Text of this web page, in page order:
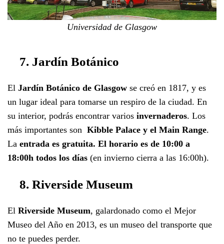
Universidad de Glasgow
7. Jardín Botánico
El Jardín Botánico de Glasgow se creó en 1817, y es
un lugar ideal para tomarse un respiro de la ciudad. En
su interior, podrás encontrar varios invernaderos. Los
más importantes son Kibble Palace y el Main Range.
La entrada es gratuita. El horario es de 10:00 a
18:00h todos los días (en invierno cierra a las 16:00h).
8. Riverside Museum
El Riverside Museum, galardonado como el Mejor
Museo del Año en 2013, es un museo del transporte que
no te puedes perder.